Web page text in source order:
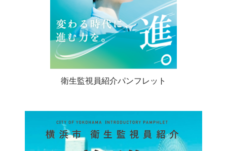
衛生監視員紹介パンフレット